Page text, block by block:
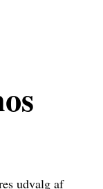
udvalg af